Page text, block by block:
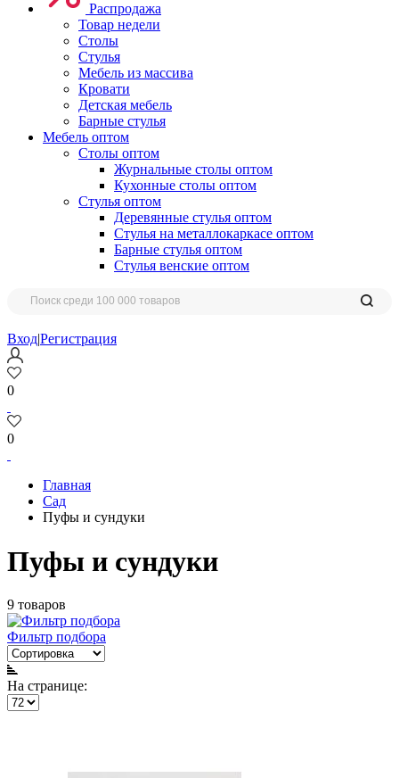
Распродажа
Товар недели
Столы
Стулья
Мебель из массива
Кровати
Детская мебель
Барные стулья
Мебель оптом
Столы оптом
Журнальные столы оптом
Кухонные столы оптом
Стулья оптом
Деревянные стулья оптом
Стулья на металлокаркасе оптом
Барные стулья оптом
Стулья венские оптом
Вход|Регистрация
0
0
Главная
Сад
Пуфы и сундуки
Пуфы и сундуки
9 товаров
Фильтр подбора
На странице: